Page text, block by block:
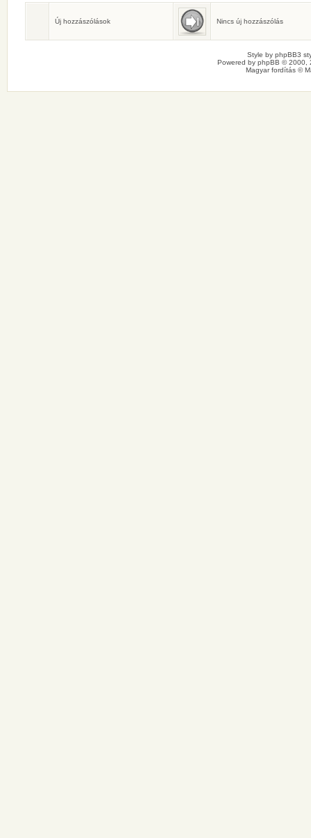
Születésnaposok
Ma senkinek sincs születésnapja.
Új hozzászólások Nincs új hozzászólás
Style by phpBB3
Powered by phpBB © 2000,
Magyar fordítás ©